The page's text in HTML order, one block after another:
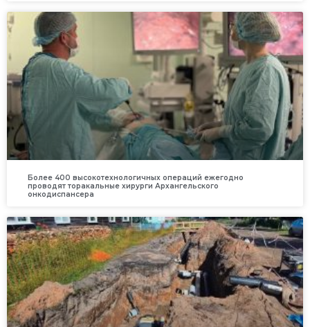
Более 400 высокотехнологичных операций ежегодно
проводят торакальные хирурги Архангельского
онкодиспансера